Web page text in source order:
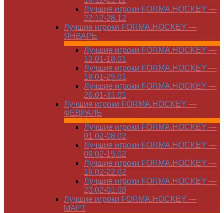
Лучшие игроки FORMA.HOCKEY —
22.12-28.12
Лучшие игроки FORMA.HOCKEY —
ЯНВАРЬ
Лучшие игроки FORMA.HOCKEY —
12.01-18.01
Лучшие игроки FORMA.HOCKEY —
19.01-25.01
Лучшие игроки FORMA.HOCKEY —
26.01-31.01
Лучшие игроки FORMA.HOCKEY —
ФЕВРАЛЬ
Лучшие игроки FORMA.HOCKEY —
01.02-08.02
Лучшие игроки FORMA.HOCKEY —
09.02-15.02
Лучшие игроки FORMA.HOCKEY —
16.02-22.02
Лучшие игроки FORMA.HOCKEY —
23.02-01.03
Лучшие игроки FORMA.HOCKEY —
МАРТ